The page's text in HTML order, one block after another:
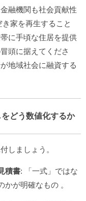
融機関も社会貢献性
き家を再生すること
に手頃な住居を提供
頭に据えてくださ
地域社会に融資する
どう数値化するか
しましょう。
積書: 「一式」ではな
かが明確なもの 。